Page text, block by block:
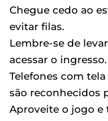
Chegue cedo ao
evitar filas.
Lembre-se de
acessar o ingresso.
Telefones com
são reconhecidos
Aproveite o jogo e